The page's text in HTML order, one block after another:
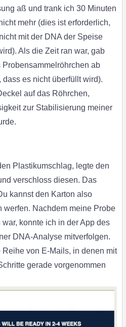
aß und trank ich 30 Minuten
mehr (dies ist erforderlich,
mit der DNA der Speise
Als die Zeit ran war, gab
ab
es nicht überfüllt wird).
auf das Röhrchen,
zur Stabilisierung meiner
Plastikumschlag, legte den
verschloss diesen. Das
kannst den Karton also
werfen. Nachdem meine Probe
konnte ich in der App des
DNA-Analyse mitverfolgen.
Reihe von E-Mails, in denen mit
gerade vorgenommen